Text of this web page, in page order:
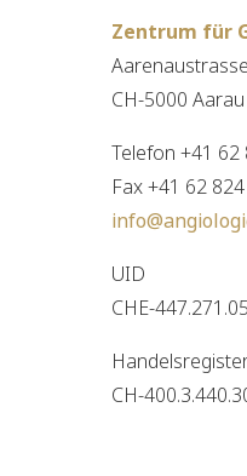
Zentrum für
CH-5000 Aarau
Telefon +41 62
Fax +41 62
UID
CHE-
CH-